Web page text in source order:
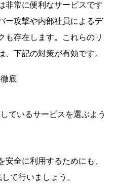
非常に便利なサービスです
ー攻撃や内部社員によるデ
も存在します。これらのリ
、下記の対策が有効です。
底
ているサービスを選ぶよう
安全に利用するためにも、
て行いましょう。